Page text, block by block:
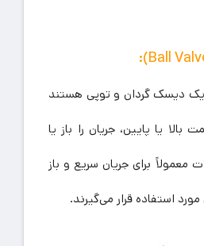
یک دیسک گردان و توپی هستند
یا پایین، جریان را باز یا
معمولاً برای جریان سریع و باز
استفاده قرار می‌گیرند.